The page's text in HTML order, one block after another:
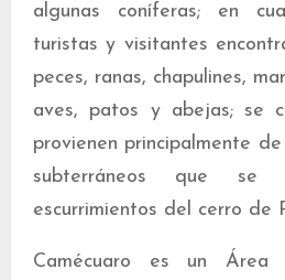
algunas coníferas; en
turistas y visitantes
peces, ranas, chapulines,
aves, patos y abejas; se
provienen principalmente
subterráneos que se
escurrimientos del cerro de
Camécuaro es un Área